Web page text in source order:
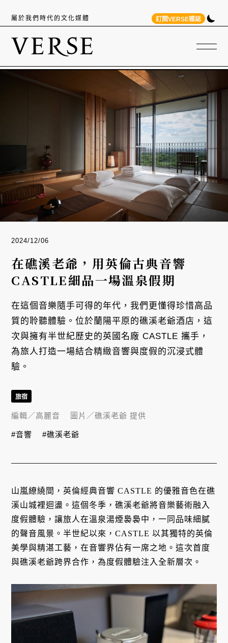
屬於我們時代的文化媒體 訂閱VERSE雜誌
2024/12/06
在礁溪老爺，用英倫古典音響
CASTLE細品一場溫泉假期
在這個音樂隨手可得的年代，我們更懂得珍惜高品
質的聆聽體驗。位於蘭陽平原的礁溪老爺酒店，這
次與擁有半世紀歷史的英國名廠 CASTLE 攜手，
為旅人打造一場結合精緻音響與度假的沉浸式體
驗。
山嵐繚繞間，英倫經典音響 CASTLE 的優雅音色在礁
溪山城裡迴盪。這個冬季，礁溪老爺將音樂藝術融入
度假體驗，讓旅人在溫泉湯煙裊裊中，一同品味細膩
的聲音風景。半世紀以來，CASTLE 以其獨特的英倫
美學與精湛工藝，在音響界佔有一席之地。這次首度
與礁溪老爺跨界合作，為度假體驗注入全新層次。
旅宿
編輯／高麗音 圖片／礁溪老爺 提供
#音響 #礁溪老爺